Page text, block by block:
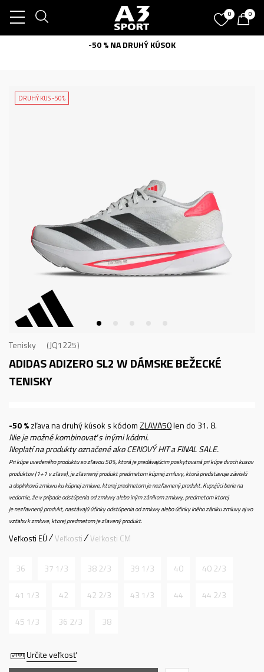
0 0
-50 % NA DRUHÝ KÚSOK
DRUHÝ KUS -50%
Tenisky JQ1225
ADIDAS ADIZERO SL2 WDÁMSKE BEŽECKÉ
TENISKY
-50 %zľava na druhý kúsok s kódomZLAVA50len do 31. 8.
Nie je možné kombinovať s inými kódmi.
Neplatí na produkty označené ako CENOVÝ HIT a FINAL SALE.
Pri kúpe uvedeného produktu so zľavou 50%, ktorá je predávajúcim poskytovaná pri kúpe dvoch kusov
produktov (1+1 v zľave), je zľavnený produkt predmetom kúpnej zmluvy, ktorá predstavuje závislú
a doplnkovú zmluvu ku kúpnej zmluve, ktorej predmetom je nezľavnený produkt. Kupujúci berie na
vedomie, že v prípade odstúpenia od zmluvy alebo iným zánikom zmluvy, predmetom ktorej
je nezľavnený produkt, nastávajú účinky odstúpenia od zmluvy alebo účinky iného zániku zmluvy aj vo
vzťahu k zmluve, ktorej predmetom je zľavený produkt.
Určite veľkosť
Veľkosti EÚ Veľkosti Veľkosti CM
36 37 1/3 38 2/3 39 1/3 40 40 2/3
41 1/3 42 42 2/3 43 1/3 44 44 2/3
45 1/3 36 2/3 38